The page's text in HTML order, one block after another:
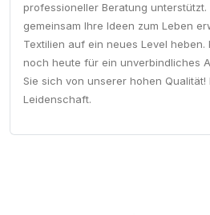
professioneller Beratung unterstützt.
gemeinsam Ihre Ideen zum Leben
Textilien auf ein neues Level heben.
noch heute für ein unverbindliches
Sie sich von unserer hohen Qualität!
Leidenschaft.